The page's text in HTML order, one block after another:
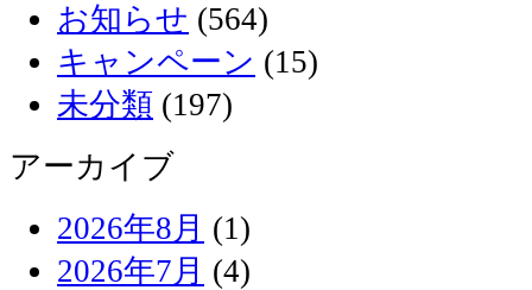
お知らせ (564)
キャンペーン (15)
未分類 (197)
アーカイブ
2026年8月 (1)
2026年7月 (4)